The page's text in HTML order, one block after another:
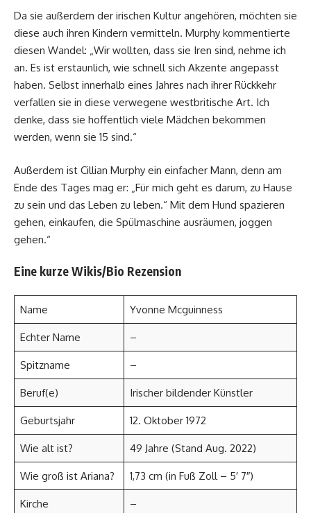
Da sie außerdem der irischen Kultur angehören, möchten sie
diese auch ihren Kindern vermitteln. Murphy kommentierte
diesen Wandel: „Wir wollten, dass sie Iren sind, nehme ich
an. Es ist erstaunlich, wie schnell sich Akzente angepasst
haben. Selbst innerhalb eines Jahres nach ihrer Rückkehr
verfallen sie in diese verwegene westbritische Art. Ich
denke, dass sie hoffentlich viele Mädchen bekommen
werden, wenn sie 15 sind.“
Außerdem ist Cillian Murphy ein einfacher Mann, denn am
Ende des Tages mag er: „Für mich geht es darum, zu Hause
zu sein und das Leben zu leben.“ Mit dem Hund spazieren
gehen, einkaufen, die Spülmaschine ausräumen, joggen
gehen.“
Eine kurze Wikis/Bio Rezension
Name Yvonne Mcguinness
Echter Name –
Spitzname –
Beruf(e) Irischer bildender Künstler
Geburtsjahr 12. Oktober 1972
Wie alt ist? 49 Jahre (Stand Aug. 2022)
Wie groß ist Ariana? 1,73 cm (in Fuß Zoll – 5′ 7″)
Kirche –